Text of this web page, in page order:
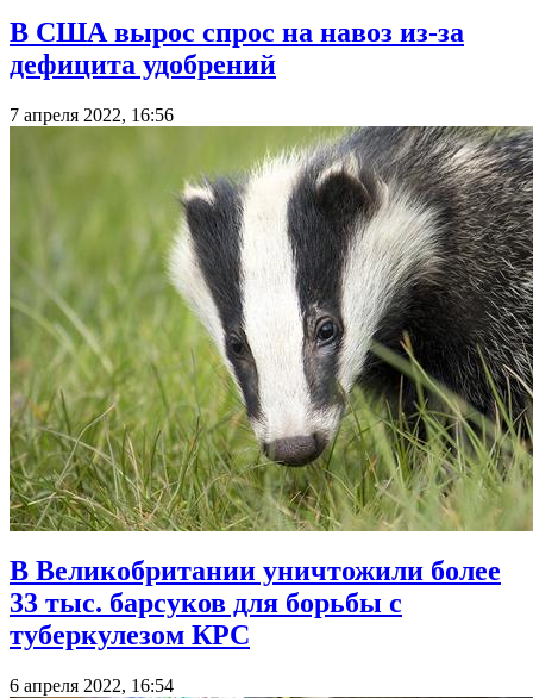
В США вырос спрос на навоз из-за
дефицита удобрений
7 апреля 2022, 16:56
В Великобритании уничтожили более
33 тыс. барсуков для борьбы с
туберкулезом КРС
6 апреля 2022, 16:54